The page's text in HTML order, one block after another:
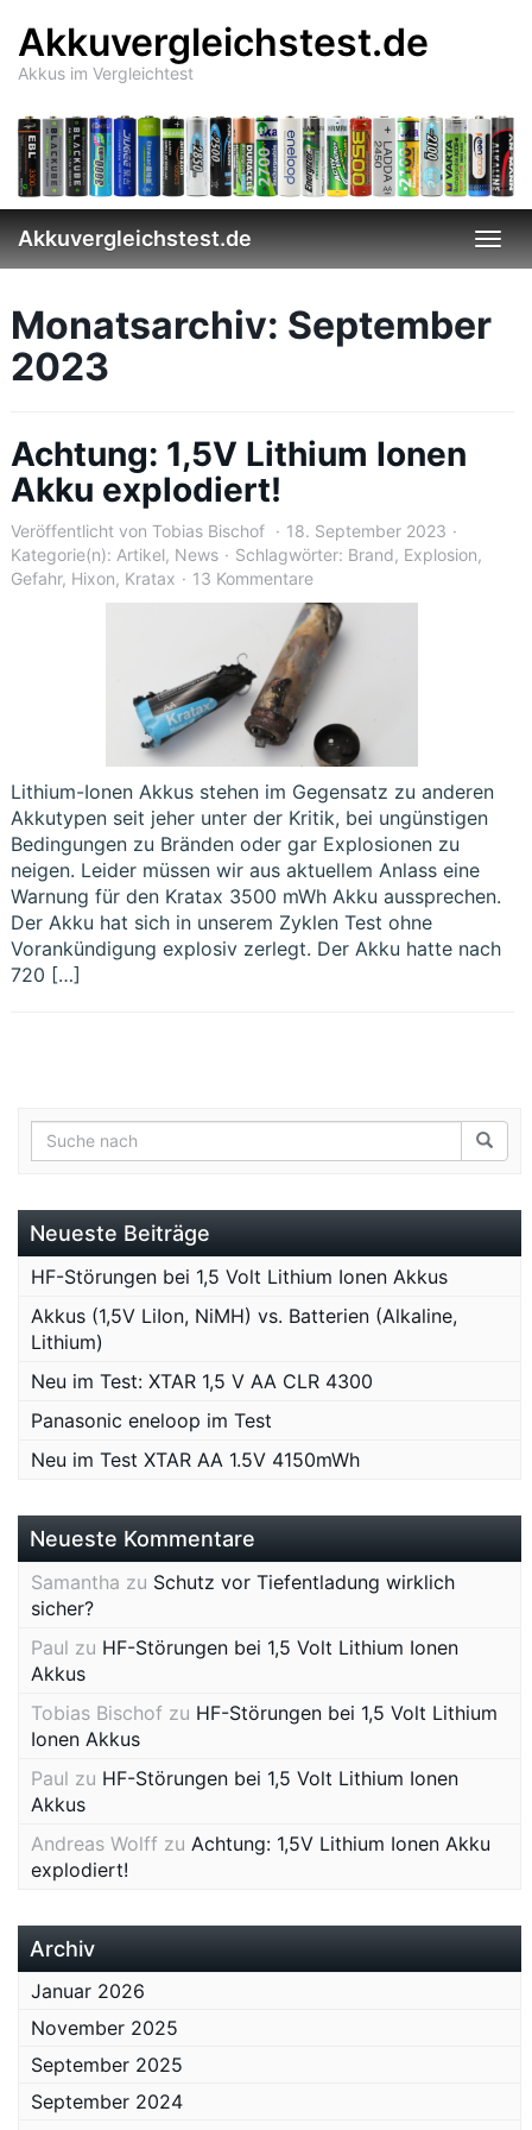
mainAkkuvergleichstest.de
Akkus im Vergleichtest
Akkuvergleichstest.de
Monatsarchiv: September
2023
Achtung: 1,5V Lithium Ionen
Akku explodiert!
Veröffentlicht von Tobias Bischof
18. September 2023
Kategorie(n): Artikel, News Schlagwörter: Brand, Explosion,
Gefahr, Hixon, Kratax 13 Kommentare
Lithium-Ionen Akkus stehen im Gegensatz zu anderen
Akkutypen seit jeher unter der Kritik, bei ungünstigen
Bedingungen zu Bränden oder gar Explosionen zu
neigen. Leider müssen wir aus aktuellem Anlass eine
Warnung für den Kratax 3500 mWh Akku aussprechen.
Der Akku hat sich in unserem Zyklen Test ohne
Vorankündigung explosiv zerlegt. Der Akku hatte nach
720 […]
Neueste Beiträge
HF-Störungen bei 1,5 Volt Lithium Ionen Akkus
Akkus (1,5V LiIon, NiMH) vs. Batterien (Alkaline,
Lithium)
Neu im Test: XTAR 1,5 V AA CLR 4300
Panasonic eneloop im Test
Neu im Test XTAR AA 1.5V 4150mWh
Neueste Kommentare
Samantha zu Schutz vor Tiefentladung wirklich
sicher?
Paul zu HF-Störungen bei 1,5 Volt Lithium Ionen
Akkus
Tobias Bischof zu HF-Störungen bei 1,5 Volt Lithium
Ionen Akkus
Paul zu HF-Störungen bei 1,5 Volt Lithium Ionen
Akkus
Andreas Wolff zu Achtung: 1,5V Lithium Ionen Akku
explodiert!
Archiv
Januar 2026
November 2025
September 2025
September 2024